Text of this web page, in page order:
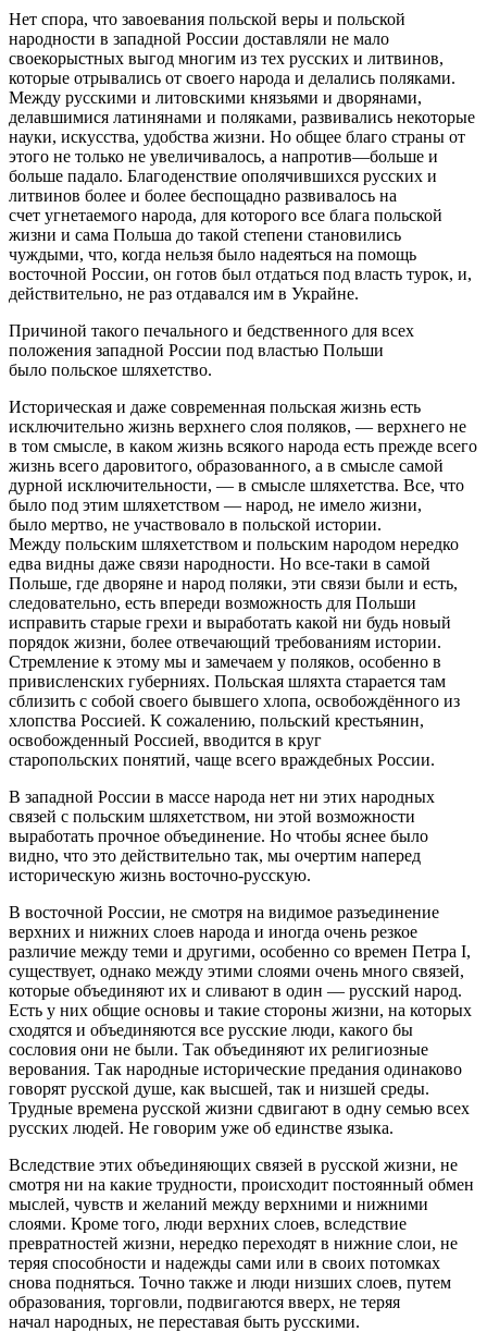
Нет спора, что завоевания польской веры и польской
народности в западной России доставляли не мало
своекорыстных выгод многим из тех русских и литвинов,
которые отрывались от своего народа и делались поляками.
Между русскими и литовскими князьями и дворянами,
делавшимися латинянами и поляками, развивались некоторые
науки, искусства, удобства жизни. Но общее благо страны от
этого не только не увеличивалось, а напротив—больше и
больше падало. Благоденствие ополячившихся русских и
литвинов более и более беспощадно развивалось на
счет угнетаемого народа, для которого все блага польской
жизни и сама Польша до такой степени становились
чуждыми, что, когда нельзя было надеяться на помощь
восточной России, он готов был отдаться под власть турок, и,
действительно, не раз отдавался им в Украйне.
Причиной такого печального и бедственного для всех
положения западной России под властью Польши
было польское шляхетство.
Историческая и даже современная польская жизнь есть
исключительно жизнь верхнего слоя поляков, — верхнего не
в том смысле, в каком жизнь всякого народа есть прежде всего
жизнь всего даровитого, образованного, а в смысле самой
дурной исключительности, — в смысле шляхетства. Все, что
было под этим шляхетством — народ, не имело жизни,
было мертво, не участвовало в польской истории.
Между польским шляхетством и польским народом нередко
едва видны даже связи народности. Но все-таки в самой
Польше, где дворяне и народ поляки, эти связи были и есть,
следовательно, есть впереди возможность для Польши
исправить старые грехи и выработать какой ни будь новый
порядок жизни, более отвечающий требованиям истории.
Стремление к этому мы и замечаем у поляков, особенно в
привисленских губерниях. Польская шляхта старается там
сблизить с собой своего бывшего хлопа, освобождённого из
хлопства Россией. К сожалению, польский крестьянин,
освобожденный Россией, вводится в круг
старопольских понятий, чаще всего враждебных России.
В западной России в массе народа нет ни этих народных
связей с польским шляхетством, ни этой возможности
выработать прочное объединение. Но чтобы яснее было
видно, что это действительно так, мы очертим наперед
историческую жизнь восточно-русскую.
В восточной России, не смотря на видимое разъединение
верхних и нижних слоев народа и иногда очень резкое
различие между теми и другими, особенно со времен Петра I,
существует, однако между этими слоями очень много связей,
которые объединяют их и сливают в один — русский народ.
Есть у них общие основы и такие стороны жизни, на которых
сходятся и объединяются все русские люди, какого бы
сословия они не были. Так объединяют их религиозные
верования. Так народные исторические предания одинаково
говорят русской душе, как высшей, так и низшей среды.
Трудные времена русской жизни сдвигают в одну семью всех
русских людей. Не говорим уже об единстве языка.
Вследствие этих объединяющих связей в русской жизни, не
смотря ни на какие трудности, происходит постоянный обмен
мыслей, чувств и желаний между верхними и нижними
слоями. Кроме того, люди верхних слоев, вследствие
превратностей жизни, нередко переходят в нижние слои, не
теряя способности и надежды сами или в своих потомках
снова подняться. Точно также и люди низших слоев, путем
образования, торговли, подвигаются вверх, не теряя
начал народных, не переставая быть русскими.